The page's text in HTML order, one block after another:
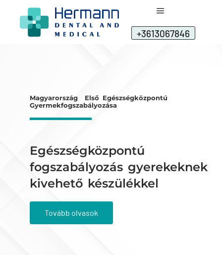
+3613067846
Magyarország Első Egészségközpontú
Gyermekfogszabályozása
Egészségközpontú
fogszabályozás gyerekeknek
kivehető készülékkel
Tovább olvasok